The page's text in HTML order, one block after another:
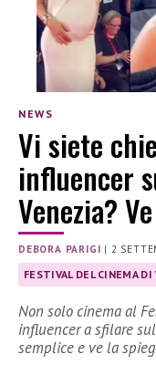
NEWS
Vi siete
influencer
Venezia?
DEBORA PARIGI | 2
FESTIVAL DEL CINEMA
Non solo cinema al
influencer a sfilare
semplice e ve la